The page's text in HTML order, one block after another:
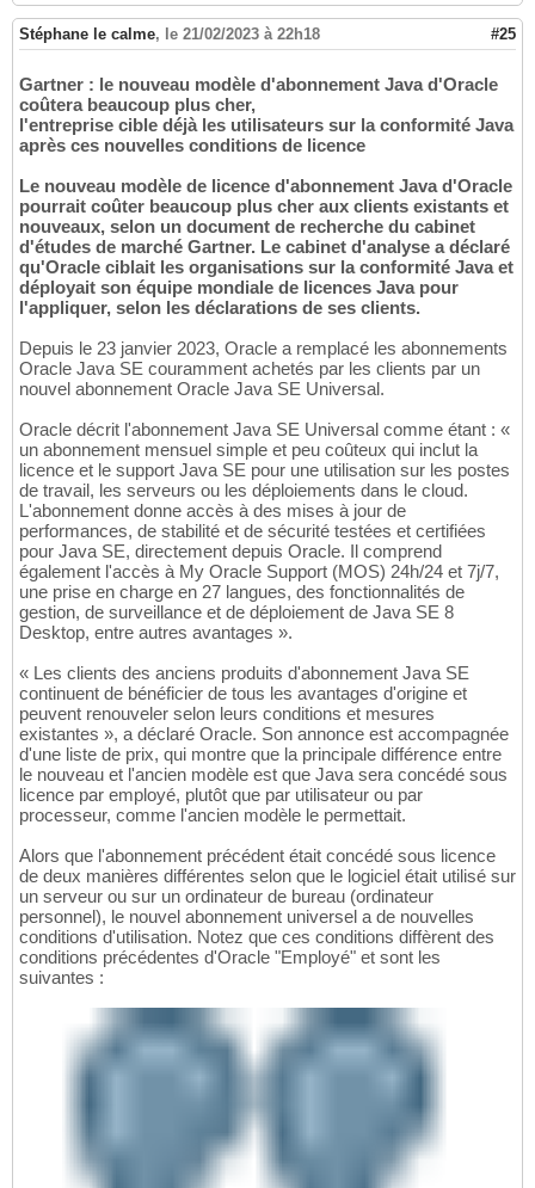
Stéphane le calme, le 21/02/2023 à 22h18 #25
Gartner : le nouveau modèle d'abonnement Java d'Oracle
coûtera beaucoup plus cher,
l'entreprise cible déjà les utilisateurs sur la conformité Java
après ces nouvelles conditions de licence
Le nouveau modèle de licence d'abonnement Java d'Oracle
pourrait coûter beaucoup plus cher aux clients existants et
nouveaux, selon un document de recherche du cabinet
d'études de marché Gartner. Le cabinet d'analyse a déclaré
qu'Oracle ciblait les organisations sur la conformité Java et
déployait son équipe mondiale de licences Java pour
l'appliquer, selon les déclarations de ses clients.
Depuis le 23 janvier 2023, Oracle a remplacé les abonnements
Oracle Java SE couramment achetés par les clients par un
nouvel abonnement Oracle Java SE Universal.
Oracle décrit l'abonnement Java SE Universal comme étant : «
un abonnement mensuel simple et peu coûteux qui inclut la
licence et le support Java SE pour une utilisation sur les postes
de travail, les serveurs ou les déploiements dans le cloud.
L'abonnement donne accès à des mises à jour de
performances, de stabilité et de sécurité testées et certifiées
pour Java SE, directement depuis Oracle. Il comprend
également l'accès à My Oracle Support (MOS) 24h/24 et 7j/7,
une prise en charge en 27 langues, des fonctionnalités de
gestion, de surveillance et de déploiement de Java SE 8
Desktop, entre autres avantages ».
« Les clients des anciens produits d'abonnement Java SE
continuent de bénéficier de tous les avantages d'origine et
peuvent renouveler selon leurs conditions et mesures
existantes », a déclaré Oracle. Son annonce est accompagnée
d'une liste de prix, qui montre que la principale différence entre
le nouveau et l'ancien modèle est que Java sera concédé sous
licence par employé, plutôt que par utilisateur ou par
processeur, comme l'ancien modèle le permettait.
Alors que l'abonnement précédent était concédé sous licence
de deux manières différentes selon que le logiciel était utilisé sur
un serveur ou sur un ordinateur de bureau (ordinateur
personnel), le nouvel abonnement universel a de nouvelles
conditions d'utilisation. Notez que ces conditions diffèrent des
conditions précédentes d'Oracle "Employé" et sont les
suivantes :